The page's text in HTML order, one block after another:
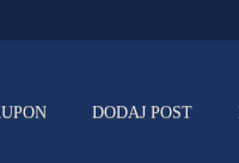
DODAJ POST